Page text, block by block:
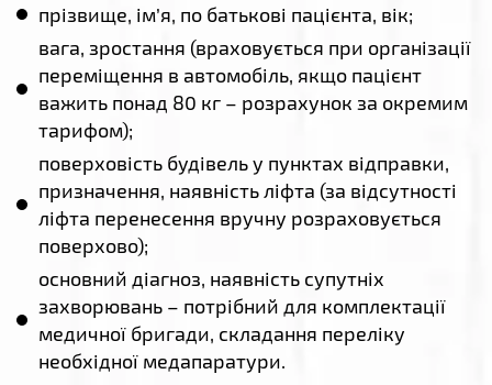
прізвище, ім’я, по батькові пацієнта, вік;
вага, зростання (враховується при організації
переміщення в автомобіль, якщо пацієнт
важить понад 80 кг – розрахунок за окремим
тарифом);
поверховість будівель у пунктах відправки,
призначення, наявність ліфта (за відсутності
ліфта перенесення вручну розраховується
поверхово);
основний діагноз, наявність супутніх
захворювань – потрібний для комплектації
медичної бригади, складання переліку
необхідної медапаратури.